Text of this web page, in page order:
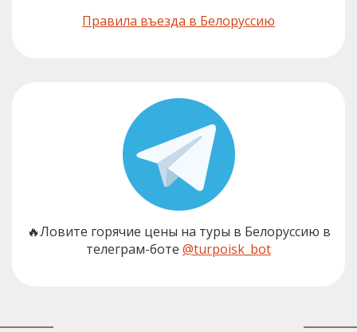
Правила въезда в Белоруссию
🔥Ловите горячие цены на туры в Белоруссию в
телеграм-боте @turpoisk_bot